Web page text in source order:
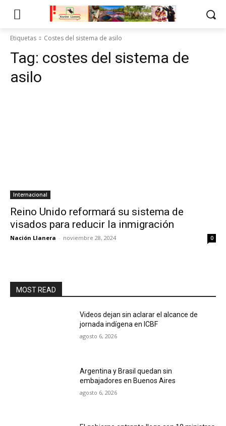
Etiquetas Costes del sistema de asilo
Tag: costes del sistema de
asilo
Internacional
Reino Unido reformará su sistema de
visados para reducir la inmigración
Nación Llanera - noviembre 28, 2024 0
MOST READ
Videos dejan sin aclarar el alcance de
jornada indígena en ICBF
agosto 6, 2026
Argentina y Brasil quedan sin
embajadores en Buenos Aires
agosto 6, 2026